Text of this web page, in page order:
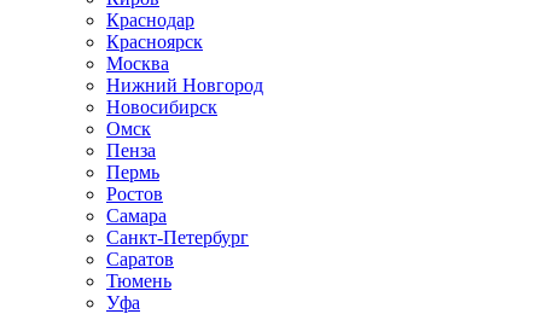
Краснодар
Красноярск
Москва
Нижний Новгород
Новосибирск
Омск
Пенза
Пермь
Ростов
Самара
Санкт-Петербург
Саратов
Тюмень
Уфа